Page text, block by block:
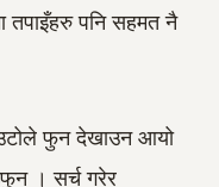
तपाइँहरु पनि सहमत नै
फुन देखाउन आयो
। सर्च गरेर